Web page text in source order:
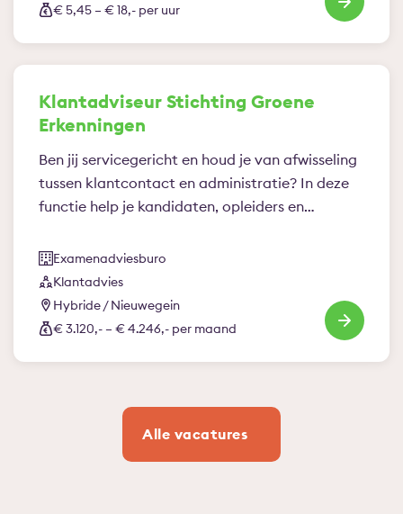
€ 5,45 – € 18,- per uur
Klantadviseur Stichting Groene
Erkenningen
Ben jij servicegericht en houd je van afwisseling
tussen klantcontact en administratie? In deze
functie help je kandidaten, opleiders en…
Examenadviesburo
Klantadvies
Hybride / Nieuwegein
€ 3.120,- – € 4.246,- per maand
Alle vacatures